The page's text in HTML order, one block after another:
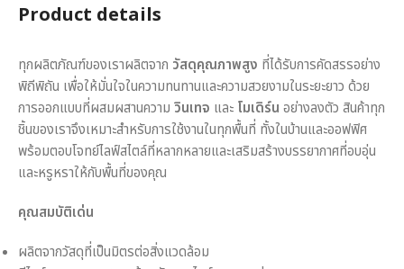
Product details
ทุกผลิตภัณฑ์ของเราผลิตจาก วัสดุคุณภาพสูง ที่ได้รับการคัดสรรอย่าง
พิถีพิถัน เพื่อให้มั่นใจในความทนทานและความสวยงามในระยะยาว ด้วย
การออกแบบที่ผสมผสานความ วินเทจ และ โมเดิร์น อย่างลงตัว สินค้าทุก
ชิ้นของเราจึงเหมาะสำหรับการใช้งานในทุกพื้นที่ ทั้งในบ้านและออฟฟิศ
พร้อมตอบโจทย์ไลฟ์สไตล์ที่หลากหลายและเสริมสร้างบรรยากาศที่อบอุ่น
และหรูหราให้กับพื้นที่ของคุณ
คุณสมบัติเด่น
ผลิตจากวัสดุที่เป็นมิตรต่อสิ่งแวดล้อม